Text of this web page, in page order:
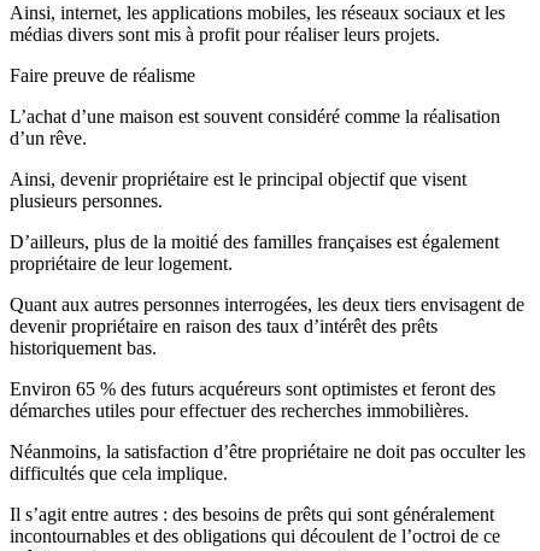
Ainsi, internet, les applications mobiles, les réseaux sociaux et les
médias divers sont mis à profit pour réaliser leurs projets.
Faire preuve de réalisme
L’achat d’une maison est souvent considéré comme la réalisation
d’un rêve.
Ainsi, devenir propriétaire est le principal objectif que visent
plusieurs personnes.
D’ailleurs, plus de la moitié des familles françaises est également
propriétaire de leur logement.
Quant aux autres personnes interrogées, les deux tiers envisagent de
devenir propriétaire en raison des taux d’intérêt des prêts
historiquement bas.
Environ 65 % des futurs acquéreurs sont optimistes et feront des
démarches utiles pour effectuer des recherches immobilières.
Néanmoins, la satisfaction d’être propriétaire ne doit pas occulter les
difficultés que cela implique.
Il s’agit entre autres : des besoins de prêts qui sont généralement
incontournables et des obligations qui découlent de l’octroi de ce